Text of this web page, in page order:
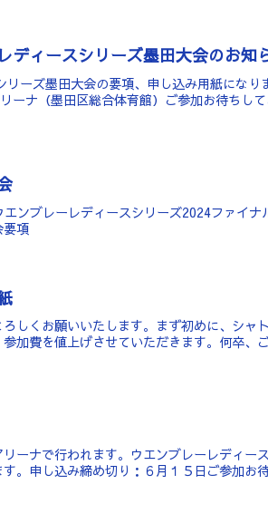
ディースシリーズ墨田大会のお知
リーズ墨田大会の要項、申し込み用紙にな
ーナ（墨田区総合体育館）ご参加お待ちし
ンブレーレディースシリーズ2024ファイナ
要項
しくお願いいたします。まず初めに、シャ
加費を値上げさせていただきます。何卒、
ーナで行われます。ウエンブレーレディー
。申し込み締め切り：６月１５日ご参加お